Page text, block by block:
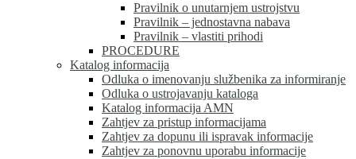
Pravilnik o unutarnjem ustrojstvu
Pravilnik – jednostavna nabava
Pravilnik – vlastiti prihodi
PROCEDURE
Katalog informacija
Odluka o imenovanju službenika za informiranje
Odluka o ustrojavanju kataloga
Katalog informacija AMN
Zahtjev za pristup informacijama
Zahtjev za dopunu ili ispravak informacije
Zahtjev za ponovnu uporabu informacije